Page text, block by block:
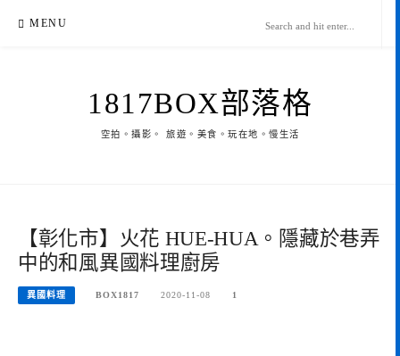
MENU
1817BOX部落格
空拍。攝影。 旅遊。美食。玩在地。慢生活
【彰化市】火花 HUE-HUA。隱藏於巷弄
中的和風異國料理廚房
異國料理 BOX1817 2020-11-08 1